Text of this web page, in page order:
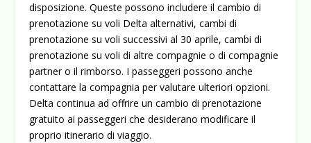
disposizione. Queste possono includere il cambio di
prenotazione su voli Delta alternativi, cambi di
prenotazione su voli successivi al 30 aprile, cambi di
prenotazione su voli di altre compagnie o di compagnie
partner o il rimborso. I passeggeri possono anche
contattare la compagnia per valutare ulteriori opzioni.
Delta continua ad offrire uncambio di prenotazione
gratuito ai passeggeri che desiderano modificare il
proprio itinerario di viaggio.